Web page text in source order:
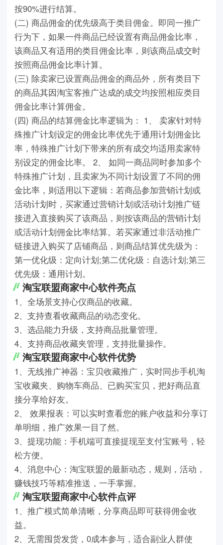
按90%进行结算。
(二) 商品佣金的优先级高于类目佣金。即同一推广
行为下，如果一件商品已经设置有商品佣金比率，
该商品又有适用的类目佣金比率，则该商品成交时
按照商品佣金比率计算。
(三) 除卖家已设置商品佣金的商品外，所有类目下
的商品其因淘宝客推广达成的成交均按照相应类目
佣金比率计算佣金。
(四) 商品的结算佣金比率逻辑为： 1、 卖家针对特
殊推广计划设定的佣金比率优先于通用计划佣金比
率，特殊推广计划下带来的所有成交均适用卖家特
别设定的佣金比率。 2、 如同一商品同时参加多个
特殊推广计划，且卖家为不同计划设置了不同的佣
金比率，则适用以下逻辑：若商品参加营销计划或
活动计划时，买家通过营销计划或活动计划推广链
接进入直接购买了该商品，则按该商品的营销计划
或活动计划佣金比率结算。若买家通过非活动推广
链接进入购买了店铺商品，则商品结算优先级为：
第一优化级：定向计划;第二优化级：自选计划;第三
优先级：通用计划。
淘宝联盟商家中心软件亮点
1、全场景支持心仪商品的收藏。
2、支持查看收藏商品的动态变化。
3、选品能力升级，支持商品批量管理。
4、支持商品收藏夹管理，支持批量操作。
淘宝联盟商家中心软件优势
1、无线推广神器：宝贝收藏推广，实时同步手机淘
宝收藏夹、购物车商品、已购买宝贝，把好商品直
接分享给好友。
2、 效果报表：可以实时查看您的账户收益和分享订
单明细，推广效果一目了然。
3、提现功能：手机端可直接提现至支付宝账号，轻
松方便。
4、消息中心：淘宝联盟的最新动态，规则，活动，
赚钱技巧等精准推送，一手掌握。
淘宝联盟商家中心软件点评
1、推广模式简单清晰，分享商品即可获得佣金收
益。
2、无需囤货发货，0成本参与，适合副业人群使